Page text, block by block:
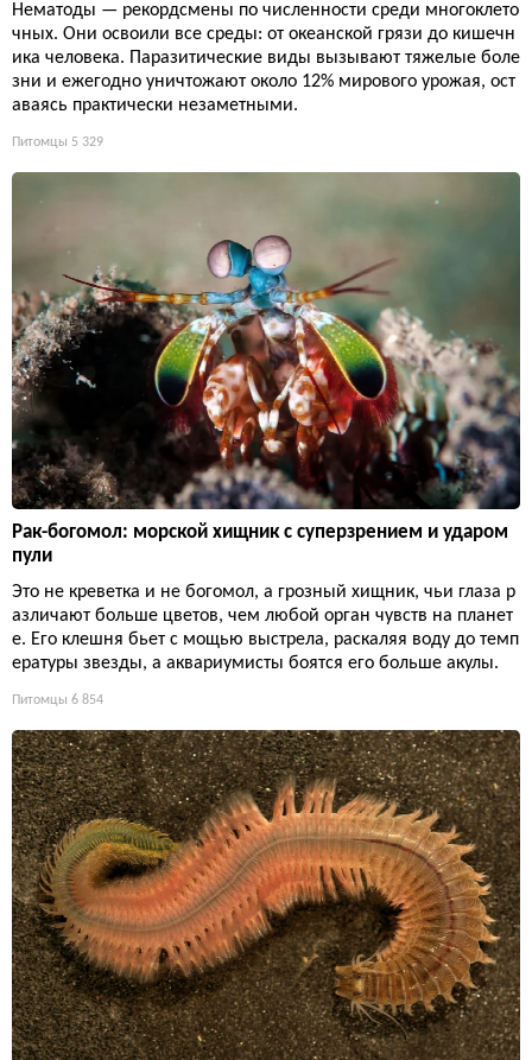
Нематоды — рекордсмены по численности среди многоклето
чных. Они освоили все среды: от океанской грязи до кишечн
ика человека. Паразитические виды вызывают тяжелые боле
зни и ежегодно уничтожают около 12% мирового урожая, ост
аваясь практически незаметными.
Питомцы 5 329
Рак-богомол: морской хищник с суперзрением и ударом
пули
Это не креветка и не богомол, а грозный хищник, чьи глаза р
азличают больше цветов, чем любой орган чувств на планет
е. Его клешня бьет с мощью выстрела, раскаляя воду до темп
ературы звезды, а аквариумисты боятся его больше акулы.
Питомцы 6 854